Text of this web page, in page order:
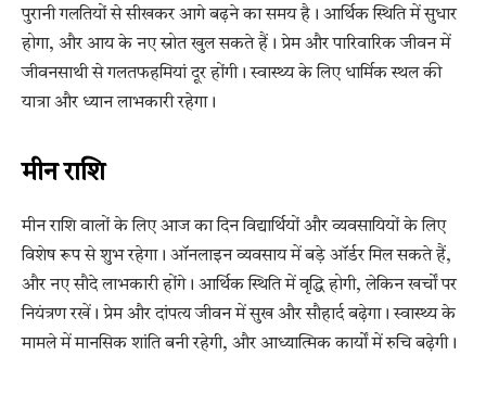
पुरानी गलतियों से सीखकर आगे बढ़ने का समय है। आर्थिक स्थिति में सुधार
होगा, और आय के नए स्रोत खुल सकते हैं। प्रेम और पारिवारिक जीवन में
जीवनसाथी से गलतफहमियां दूर होंगी। स्वास्थ्य के लिए धार्मिक स्थल की
यात्रा और ध्यान लाभकारी रहेगा।
मीन राशि
मीन राशि वालों के लिए आज का दिन विद्यार्थियों और व्यवसायियों के लिए
विशेष रूप से शुभ रहेगा। ऑनलाइन व्यवसाय में बड़े ऑर्डर मिल सकते हैं,
और नए सौदे लाभकारी होंगे। आर्थिक स्थिति में वृद्धि होगी, लेकिन खर्चों पर
नियंत्रण रखें। प्रेम और दांपत्य जीवन में सुख और सौहार्द बढ़ेगा। स्वास्थ्य के
मामले में मानसिक शांति बनी रहेगी, और आध्यात्मिक कार्यों में रुचि बढ़ेगी।